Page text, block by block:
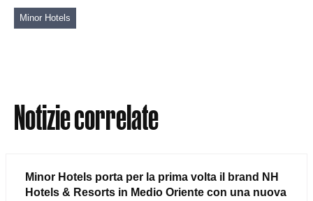
Minor Hotels
Notizie correlate
Minor Hotels porta per la prima volta il brand NH
Hotels & Resorts in Medio Oriente con una nuova